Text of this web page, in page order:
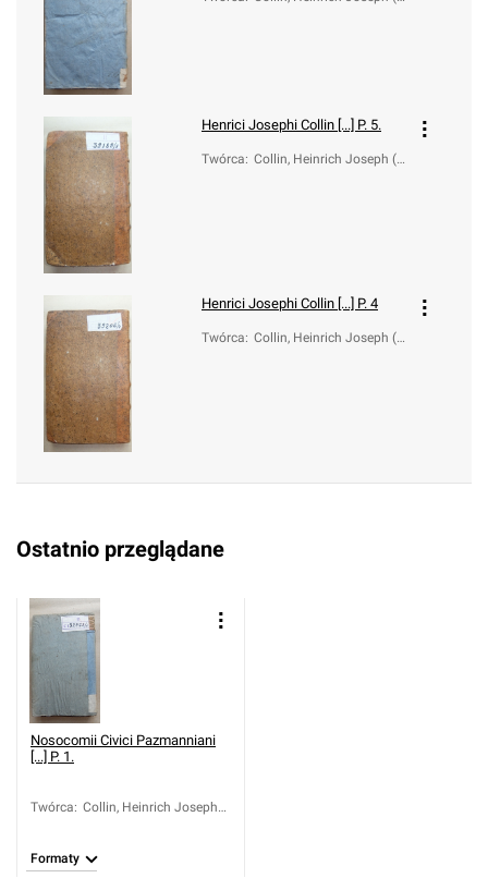
Henrici Josephi Collin [...] P. 5.
Twórca: Collin, Heinrich Joseph (1
Henrici Josephi Collin [...] P. 4
Twórca: Collin, Heinrich Joseph (1
Ostatnio przeglądane
Nosocomii Civici Pazmanniani
[...] P. 1.
Twórca: Collin, Heinrich Joseph
Formaty